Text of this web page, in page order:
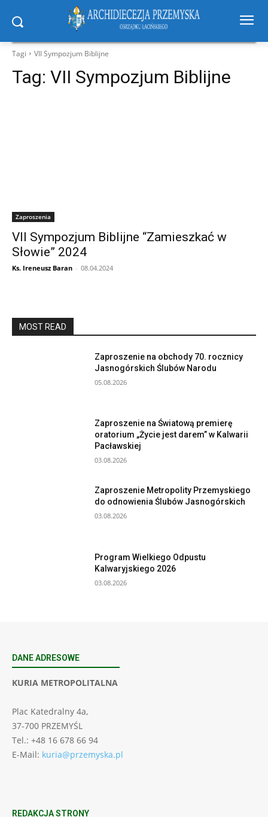
Tagi VII Sympozjum Biblijne
Tag: VII Sympozjum Biblijne
Zaproszenia
VII Sympozjum Biblijne “Zamieszkać w
Słowie” 2024
Ks. Ireneusz Baran - 08.04.2024
MOST READ
Zaproszenie na obchody 70. rocznicy
Jasnogórskich Ślubów Narodu
05.08.2026
Zaproszenie na Światową premierę
oratorium „Życie jest darem” w Kalwarii
Pacławskiej
03.08.2026
Zaproszenie Metropolity Przemyskiego
do odnowienia Ślubów Jasnogórskich
03.08.2026
Program Wielkiego Odpustu
Kalwaryjskiego 2026
03.08.2026
DANE ADRESOWE
KURIA METROPOLITALNA
Plac Katedralny 4a,
37-700 PRZEMYŚL
Tel.: +48 16 678 66 94
E-Mail: kuria@przemyska.pl
REDAKCJA STRONY